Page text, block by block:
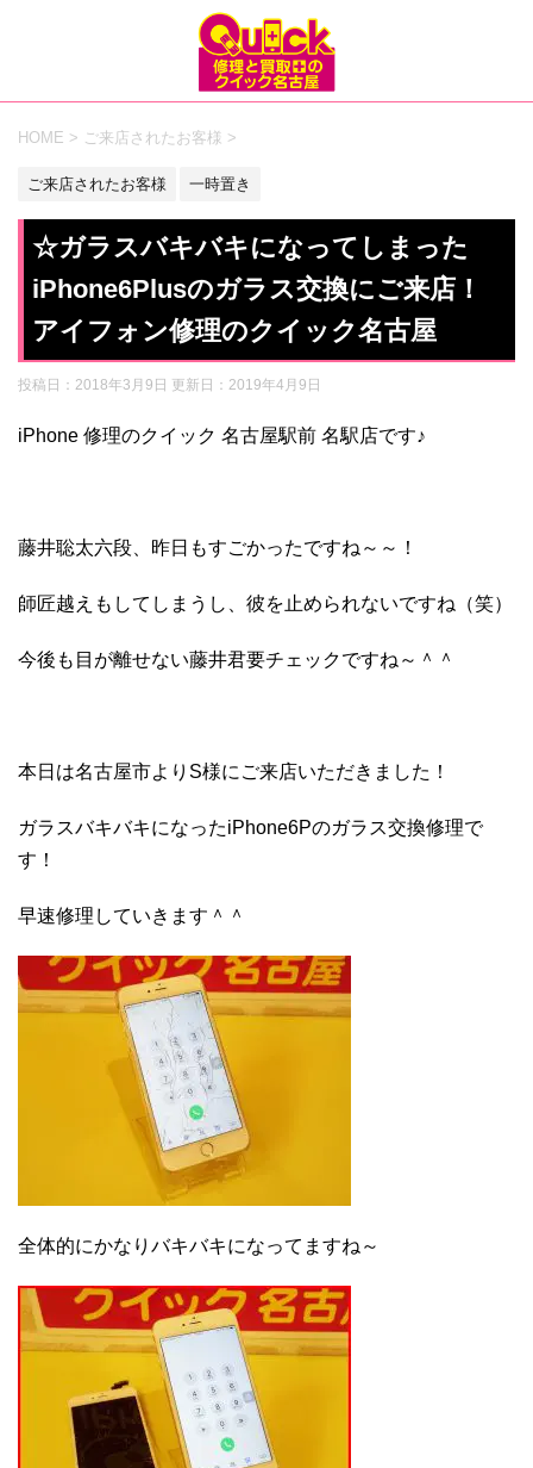
HOME > ご来店されたお客様 >
ご来店されたお客様 一時置き
☆ガラスバキバキになってしまった
iPhone6Plusのガラス交換にご来店！
アイフォン修理のクイック名古屋
投稿日：2018年3月9日 更新日： 2019年4月9日
iPhone 修理のクイック 名古屋駅前 名駅店です♪
藤井聡太六段、昨日もすごかったですね～～！
師匠越えもしてしまうし、彼を止められないですね（笑）
今後も目が離せない藤井君要チェックですね～＾＾
本日は名古屋市よりS様にご来店いただきました！
ガラスバキバキになったiPhone6Pのガラス交換修理で
す！
早速修理していきます＾＾
全体的にかなりバキバキになってますね～